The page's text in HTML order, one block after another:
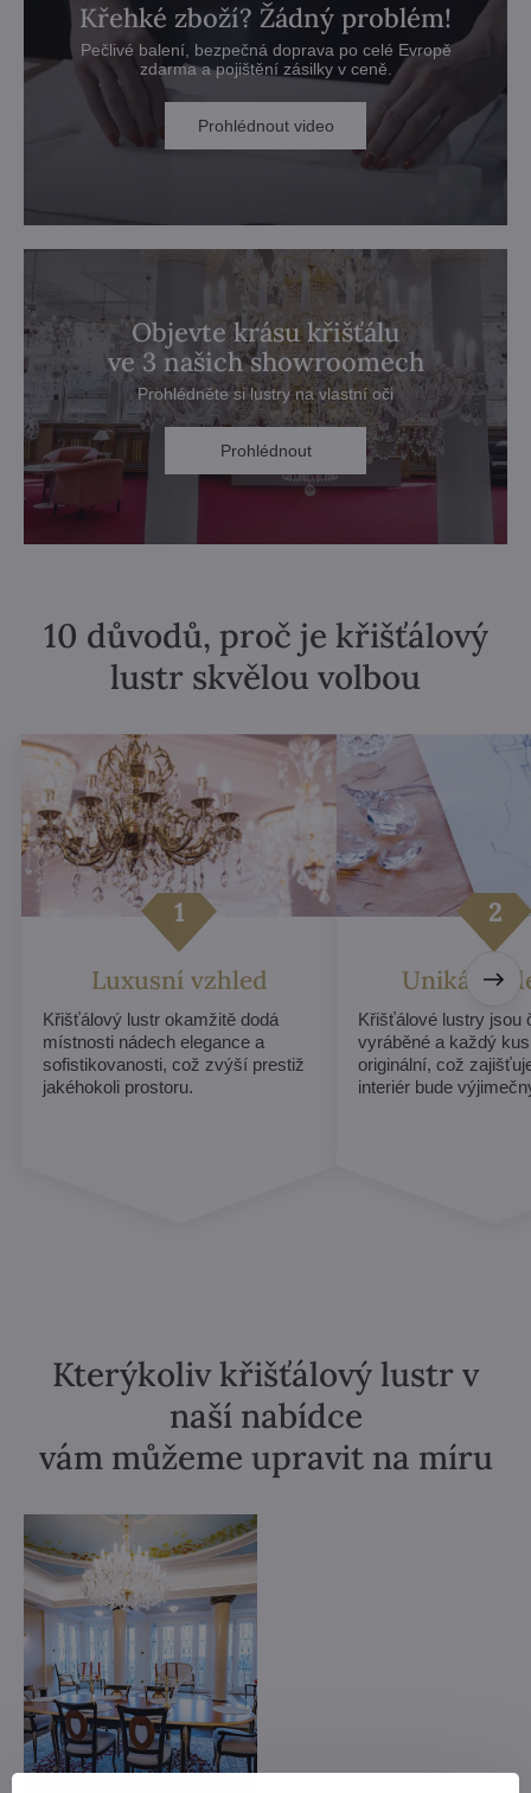
Křehké zboží? Žádný problém!
Pečlivé balení, bezpečná doprava po celé Evropě
zdarma a pojištění zásilky v ceně.
Prohlédnout video
Objevte krásu křišťálu
ve 3 našich showroomech
Prohlédněte si lustry na vlastní oči
Prohlédnout
10 důvodů, proč je křišťálový
lustr skvělou volbou
Luxusní vzhled
Křišťálový lustr okamžitě dodá
místnosti nádech elegance a
sofistikovanosti, což zvýší prestiž
jakéhokoli prostoru.
Unikátní
Křišťálové lustry jsou
vyráběné a každý
originální, což
interiér bude
Kterýkoliv křišťálový lustr v
naší nabídce
vám můžeme upravit na míru